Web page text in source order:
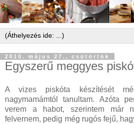
2010. május 27., csütörtök
Egyszerű meggyes
A vizes piskóta készítését
nagymamámtól tanultam. Azóta
verem a habot, szerintem már
felvernem, pedig még rugós fejű,